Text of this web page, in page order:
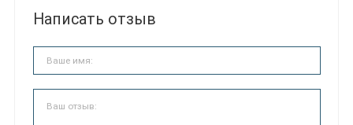
Написать отзыв